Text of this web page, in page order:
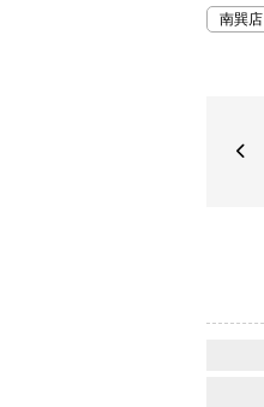
南巽店